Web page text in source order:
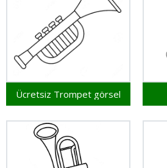
Ücretsiz Trompet görsel